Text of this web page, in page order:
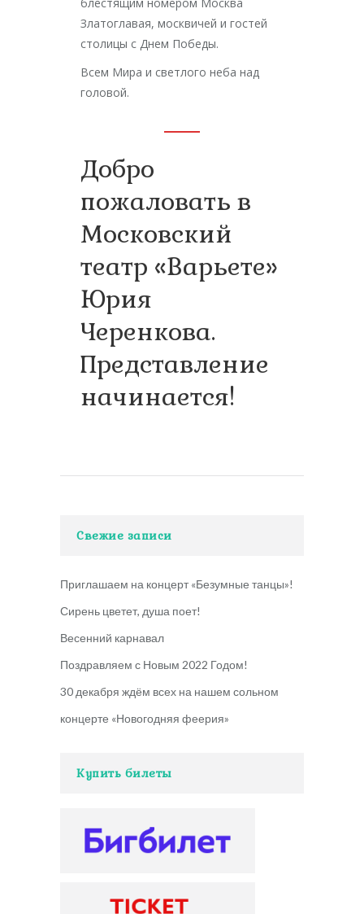
Златоглавая, москвичей и гостей
столицы с Днем Победы.
Всем Мира и светлого неба над
головой.
Добро
пожаловать в
Московский
театр «Варьете»
Юрия
Черенкова.
Представление
начинается!
Свежие записи
Приглашаем на концерт «Безумные танцы»!
Сирень цветет, душа поет!
Весенний карнавал
Поздравляем с Новым 2022 Годом!
30 декабря ждём всех на нашем сольном
концерте «Новогодняя феерия»
Купить билеты